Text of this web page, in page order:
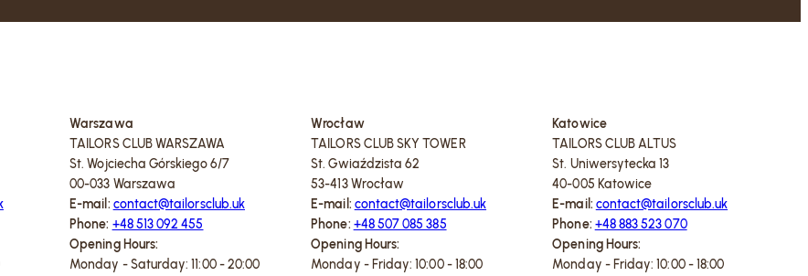
Warszawa
TAILORS CLUB WARSZAWA
St. Wojciecha Górskiego 6/7
00-033 Warszawa
E-mail: contact@tailorsclub.uk
Phone: +48 513 092 455
Opening Hours:
Monday - Saturday: 11:00 - 20:00
Wrocław
TAILORS CLUB SKY TOWER
St. Gwiaździsta 62
53-413 Wrocław
E-mail: contact@tailorsclub.uk
Phone: +48 507 085 385
Opening Hours:
Monday - Friday: 10:00 - 18:00
Katowice
TAILORS CLUB ALTUS
St. Uniwersytecka 13
40-005 Katowice
E-mail: contact@tailorsclub.uk
Phone: +48 883 523 070
Opening Hours:
Monday - Friday: 10:00 - 18:00